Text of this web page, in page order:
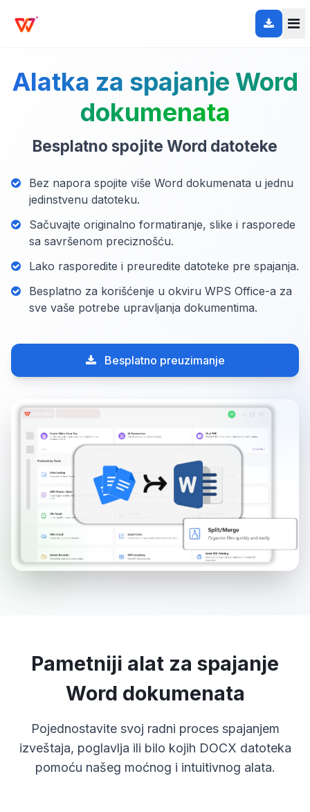
Alatka za spajanje Word
dokumenata
Besplatno spojite Word datoteke
Bez napora spojite više Word dokumenata u jednu
jedinstvenu datoteku.
Sačuvajte originalno formatiranje, slike i rasporede
sa savršenom preciznošću.
Lako rasporedite i preuredite datoteke pre spajanja.
Besplatno za korišćenje u okviru WPS Office-a za
sve vaše potrebe upravljanja dokumentima.
Besplatno preuzimanje
Pametniji alat za spajanje
Word dokumenata
Pojednostavite svoj radni proces spajanjem
izveštaja, poglavlja ili bilo kojih DOCX datoteka
pomoću našeg moćnog i intuitivnog alata.